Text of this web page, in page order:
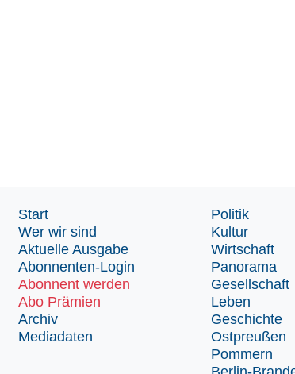
Start
Wer wir sind
Aktuelle Ausgabe
Abonnenten-Login
Abonnent werden
Abo Prämien
Archiv
Mediadaten
Politik
Kultur
Wirtschaft
Panorama
Gesellschaft
Leben
Geschichte
Ostpreußen
Pommern